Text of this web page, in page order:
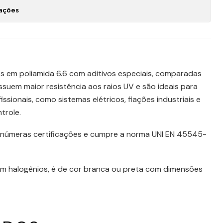
em poliamida 6.6 com aditivos especiais, comparadas
maior resistência aos raios UV e são ideais para
como sistemas elétricos, fiações industriais e
certificações e cumpre a norma UNI EN 45545-
halogênios, é de cor branca ou preta com dimensões